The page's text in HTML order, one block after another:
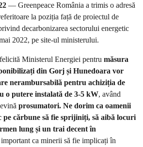
— Greenpeace România a trimis o adresă
la poziția față de proiectul de
decarbonizarea sectorului energetic
2022, pe site-ul ministerului.
Ministerul Energiei pentru măsura
din Gorj și Hunedoara vor
nerambursabilă pentru achiziția de
o putere instalată de 3-5 kW, având
prosumatori. Ne dorim ca oamenii
pe cărbune să fie sprijiniți, să aibă locuri
lung și un trai decent în
important ca minerii să fie implicați în